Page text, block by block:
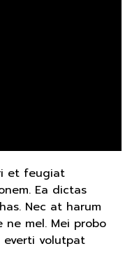
et feugiat
Ea dictas
Nec at harum
mel. Mei probo
everti volutpat